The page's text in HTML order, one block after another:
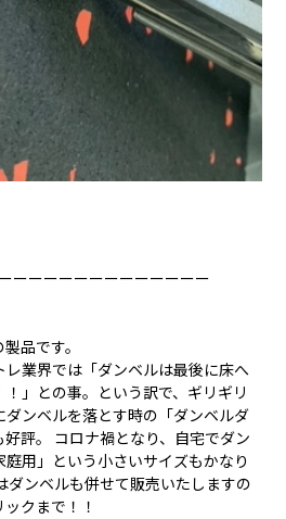
ーーーーーーーーーーーーー
品です。
レ業界では「ダンベルは最後に床へ
」との事。という訳で、ギリギリ
ンベルを落とす時の「ダンベルダ
評。 コロナ禍となり、自宅でダン
用」という小さいサイズもかなり
ダンベルも併せて販売いたしますの
クまで！！